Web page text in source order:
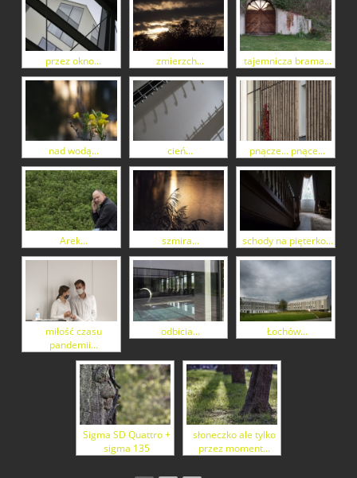
przez okno... zmierzch... tajemnicza brama...
nad wodą... cień... pnącze... pnące...
Arek... szmira... schody na pięterko...
miłość czasu
pandemii...
odbicia... Łochów...
Sigma SD Quattro +
sigma 135
słoneczko ale tylko
przez moment...